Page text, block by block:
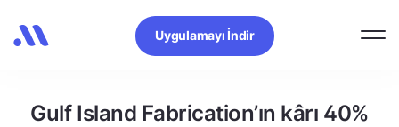
Uygulamayı İndir
Gulf Island Fabrication’ın kârı 40%